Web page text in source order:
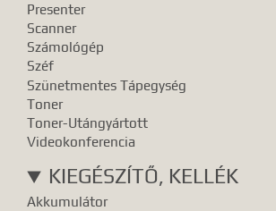
Presenter
Scanner
Számológép
Széf
Szünetmentes Tápegység
Toner
Toner-Utángyártott
Videokonferencia
KIEGÉSZÍTŐ, KELLÉK
Akkumulátor